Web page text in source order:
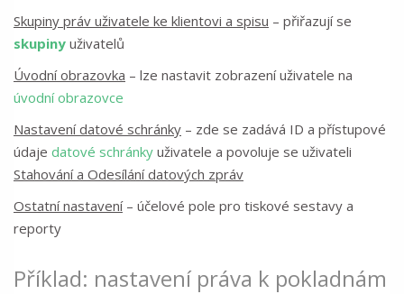
Skupiny práv uživatele ke klientovi a spisu – přiřazují se
skupiny uživatelů
Úvodní obrazovka – lze nastavit zobrazení uživatele na
úvodní obrazovce
Nastavení datové schránky – zde se zadává ID a přístupové
údaje datové schránky uživatele a povoluje se uživateli
Stahování a Odesílání datových zpráv
Ostatní nastavení– účelové pole pro tiskové sestavy a
reporty
Příklad: nastavení práva k pokladnám